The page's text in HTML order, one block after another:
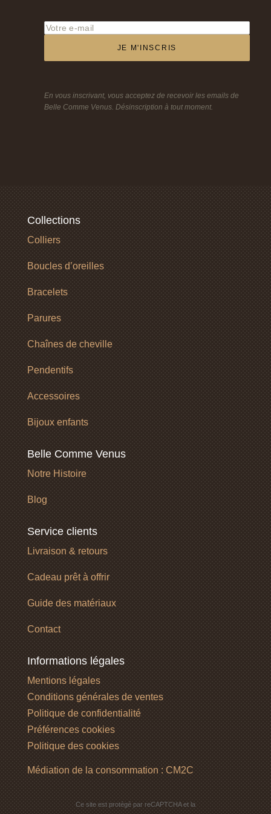
JE M'INSCRIS
En vous inscrivant, vous acceptez de recevoir les emails de
Belle Comme Venus. Désinscription à tout moment.
Collections
Colliers
Boucles d’oreilles
Bracelets
Parures
Chaînes de cheville
Pendentifs
Accessoires
Bijoux enfants
Belle Comme Venus
Notre Histoire
Blog
Service clients
Livraison & retours
Cadeau prêt à offrir
Guide des matériaux
Contact
Informations légales
Mentions légales
Conditions générales de ventes
Politique de confidentialité
Préférences cookies
Politique des cookies
Médiation de la consommation : CM2C
Ce site est protégé par reCAPTCHA et la